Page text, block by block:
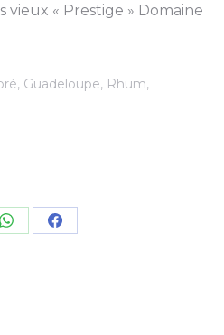
« Prestige » Domaine
, Guadeloupe, Rhum,
Share Share